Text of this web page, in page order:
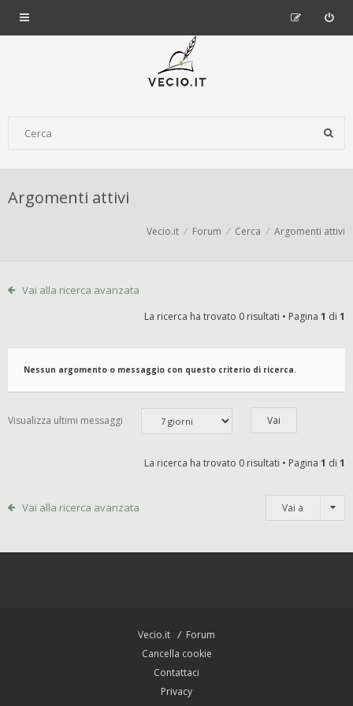
Argomenti attivi
Vecio.it Forum Cerca Argomenti attivi
Vai alla ricerca avanzata
La ricerca ha trovato 0 risultati • Pagina 1 di 1
Nessun argomento o messaggio con questo criterio di ricerca.
Visualizza ultimi messaggi
La ricerca ha trovato 0 risultati • Pagina 1 di 1
Vai alla ricerca avanzata Vai a
Vecio.it
Forum
Cancella cookie
Contattaci
Privacy